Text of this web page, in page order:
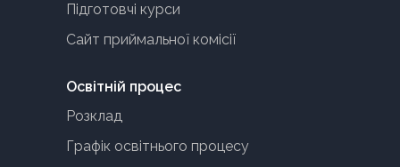
Підготовчі курси
Сайт приймальної комісії
Освітній процес
Розклад
Графік освітнього процесу